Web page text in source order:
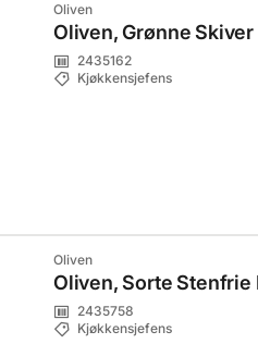
Oliven
Oliven, Grønne
2435162
Kjøkkensjefens
Oliven
Oliven, Sorte
2435758
Kjøkkensjefens